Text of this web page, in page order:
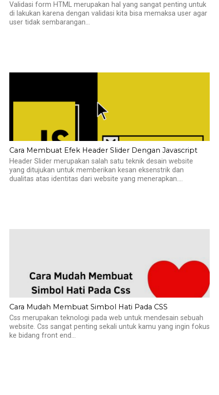
Validasi form HTML merupakan hal yang sangat penting untuk
di lakukan karena dengan validasi kita bisa memaksa user agar
user tidak sembarangan...
Cara Membuat Efek Header Slider Dengan Javascript
Header Slider merupakan salah satu teknik desain website
yang ditujukan untuk memberikan kesan eksenstrik dan
dualitas atas identitas dari website yang menerapkan....
Cara Mudah Membuat Simbol Hati Pada CSS
Css merupakan teknologi pada web untuk mendesain sebuah
website. Css sangat penting sekali untuk kamu yang ingin fokus
ke bidang front end...